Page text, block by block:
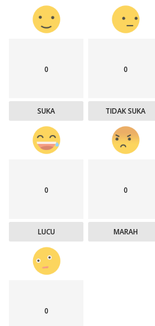
0
SUKA
0
TIDAK SUKA
0
LUCU
0
MARAH
0